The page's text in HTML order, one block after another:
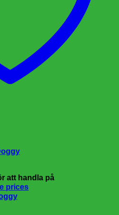
att handla på
prices